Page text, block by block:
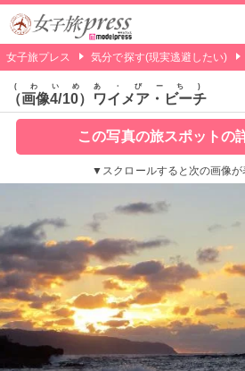
女子旅プレス 気分で探す(現実逃避したい)
（画像4/10）ワイメア・ビーチ
わいめあ・びーち
この写真の旅スポットの
▼スクロールすると次の画像が